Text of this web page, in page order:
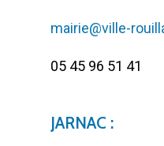
mairie@ville-
05 45 96 51 41
JARNAC :